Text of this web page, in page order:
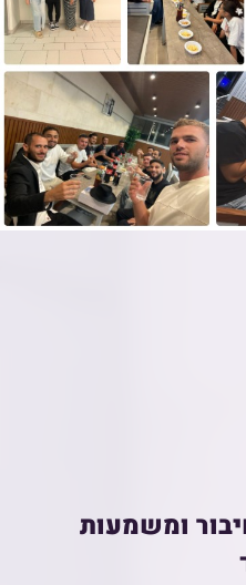
ומשמעות